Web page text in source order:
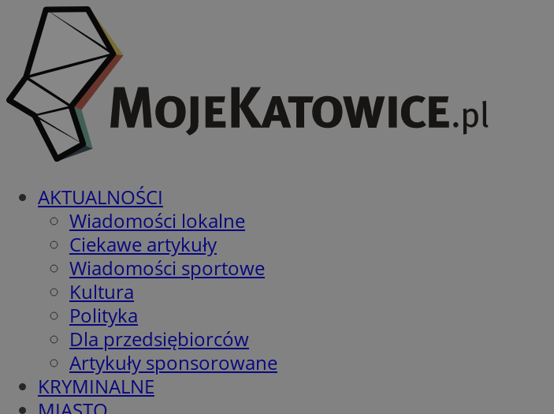
AKTUALNOŚCI
Wiadomości lokalne
Ciekawe artykuły
Wiadomości sportowe
Kultura
Polityka
Dla przedsiębiorców
Artykuły sponsorowane
KRYMINALNE